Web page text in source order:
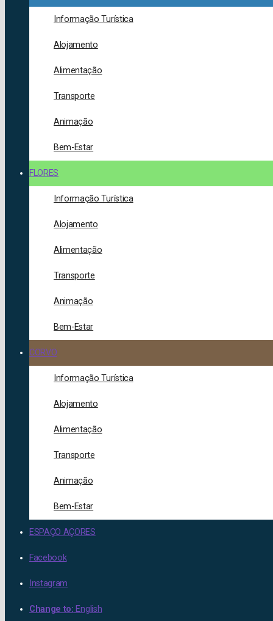
Informação Turística
Alojamento
Alimentação
Transporte
Animação
Bem-Estar
FLORES
Informação Turística
Alojamento
Alimentação
Transporte
Animação
Bem-Estar
CORVO
Informação Turística
Alojamento
Alimentação
Transporte
Animação
Bem-Estar
ESPAÇO AÇORES
Facebook
Instagram
Change to: English